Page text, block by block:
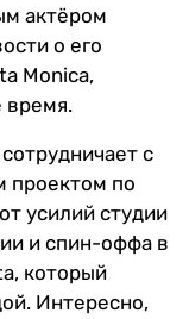
актёром
о его
Monica,
время.
с
проектом по
усилий студии
и спин-оффа в
который
Интересно,